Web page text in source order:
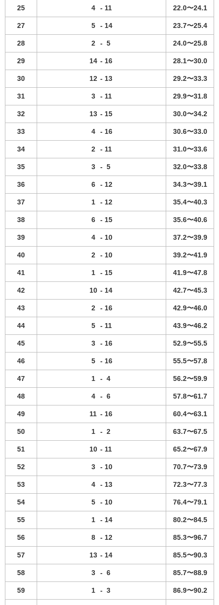
25 4 - 11 22.0〜24.1
27 5 - 14 23.7〜25.4
28 2 - 5 24.0〜25.8
29 14 - 16 28.1〜30.0
30 12 - 13 29.2〜33.3
31 3 - 11 29.9〜31.8
32 13 - 15 30.0〜34.2
33 4 - 16 30.6〜33.0
34 2 - 11 31.0〜33.6
35 3 - 5 32.0〜33.8
36 6 - 12 34.3〜39.1
37 1 - 12 35.4〜40.3
38 6 - 15 35.6〜40.6
39 4 - 10 37.2〜39.9
40 2 - 10 39.2〜41.9
41 1 - 15 41.9〜47.8
42 10 - 14 42.7〜45.3
43 2 - 16 42.9〜46.0
44 5 - 11 43.9〜46.2
45 3 - 16 52.9〜55.5
46 5 - 16 55.5〜57.8
47 1 - 4 56.2〜59.9
48 4 - 6 57.8〜61.7
49 11 - 16 60.4〜63.1
50 1 - 2 63.7〜67.5
51 10 - 11 65.2〜67.9
52 3 - 10 70.7〜73.9
53 4 - 13 72.3〜77.3
54 5 - 10 76.4〜79.1
55 1 - 14 80.2〜84.5
56 8 - 12 85.3〜96.7
57 13 - 14 85.5〜90.3
58 3 - 6 85.7〜88.9
59 1 - 3 86.9〜90.2